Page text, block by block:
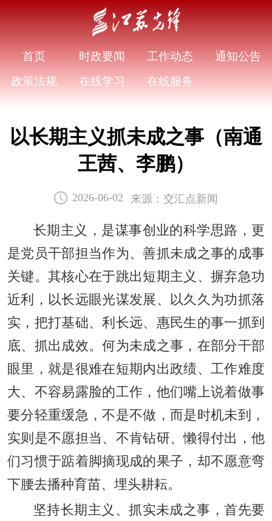
首页 时政要闻 工作动态
通知公告
政策法规
在线学习 在线服务
以长期主义抓未成之事（南通
王茜、李鹏）
2026-06-02 来源：交汇点新闻
长期主义，是谋事创业的科学思路，更
是党员干部担当作为、善抓未成之事的成事
关键。其核心在于跳出短期主义、摒弃急功
近利，以长远眼光谋发展、以久久为功抓落
实，把打基础、利长远、惠民生的事一抓到
底、抓出成效。何为未成之事，在部分干部
眼里，就是很难在短期内出政绩、工作难度
大、不容易露脸的工作，他们嘴上说着做事
要分轻重缓急，不是不做，而是时机未到，
实则是不愿担当、不肯钻研、懒得付出，他
们习惯于踮着脚摘现成的果子，却不愿意弯
下腰去播种育苗、埋头耕耘。
坚持长期主义、抓实未成之事，首先要